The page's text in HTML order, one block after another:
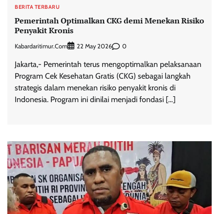
BERITA TERBARU
Pemerintah Optimalkan CKG demi Menekan Risiko
Penyakit Kronis
Kabardaritimur.com 22 May 2026 0
Jakarta,- Pemerintah terus mengoptimalkan pelaksanaan
Program Cek Kesehatan Gratis (CKG) sebagai langkah
strategis dalam menekan risiko penyakit kronis di
Indonesia. Program ini dinilai menjadi fondasi […]